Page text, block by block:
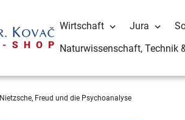
Wirtschaft Jura
Naturwissenschaft, Technik
Nietzsche, Freud und die Psychoanalyse